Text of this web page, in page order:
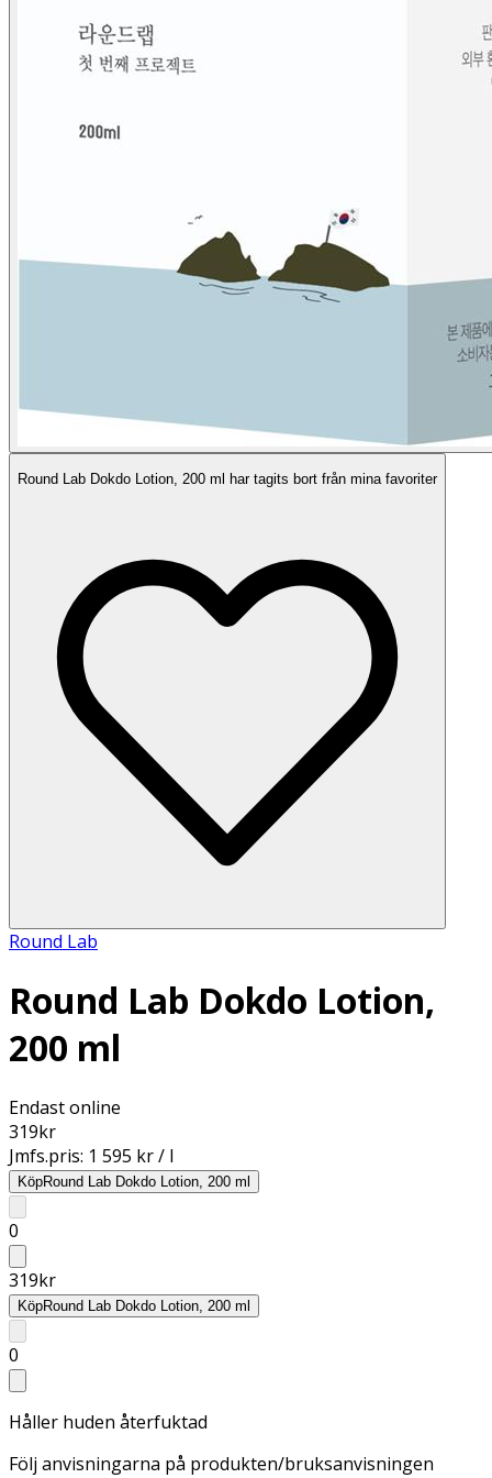
Round Lab Dokdo Lotion, 200 ml har tagits bort från mina favoriter
Round Lab
Round Lab Dokdo Lotion,
200 ml
Endast online
319kr
Jmfs.pris: 1 595 kr / l
KöpRound Lab Dokdo Lotion, 200 ml
0
319kr
KöpRound Lab Dokdo Lotion, 200 ml
0
Håller huden återfuktad
Följ anvisningarna på produkten/bruksanvisningen